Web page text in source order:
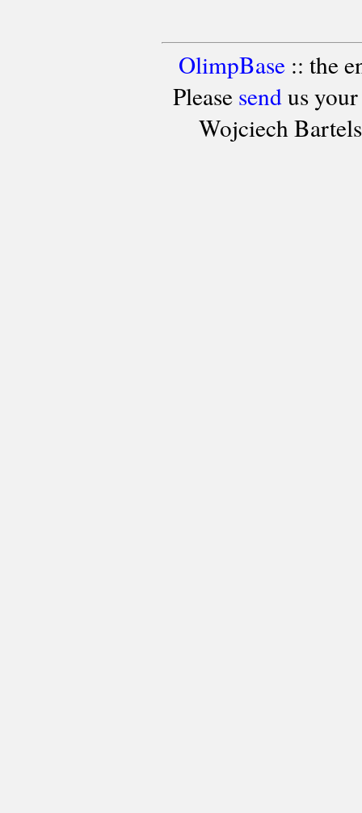
OlimpBase:: the
Please sendus your
Wojciech